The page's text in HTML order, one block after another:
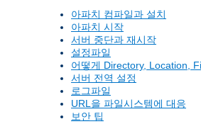
아파치 컴파일과 설치
아파치 시작
서버 중단과 재시작
설정파일
어떻게 Directory, Location,
서버 전역 설정
로그파일
URL을 파일시스템에 대응
보안 팁